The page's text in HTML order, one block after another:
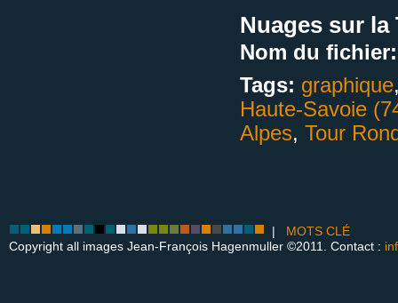
Nuages sur la
Nom du fichier:
Tags: graphique
Haute-Savoie
Alpes, Tour
| MOTS CLÉ
Copyright all images Jean-François Hagenmuller ©2011. Contact :